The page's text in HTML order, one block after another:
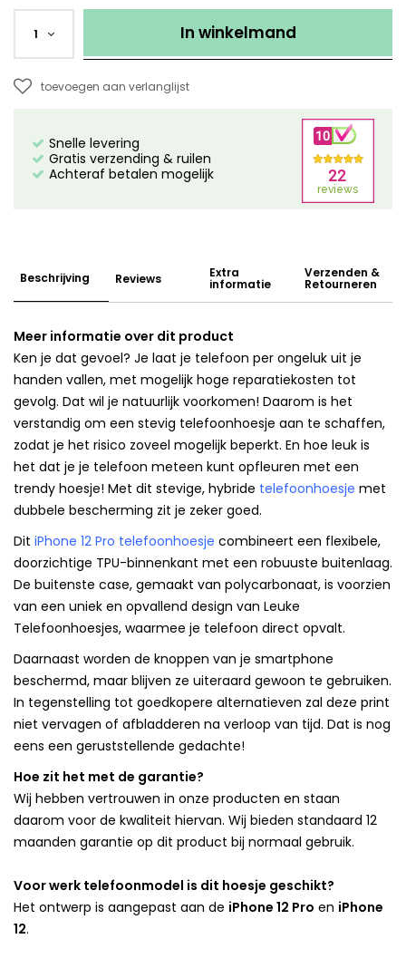
1 In winkelmand
toevoegen aan verlanglijst
Snelle levering
Gratis verzending & ruilen
Achteraf betalen mogelijk
Beschrijving Reviews Extra
informatie
Verzenden &
Retourneren
Meer informatie over dit product
Ken je dat gevoel? Je laat je telefoon per ongeluk uit je
handen vallen, met mogelijk hoge reparatiekosten tot
gevolg. Dat wil je natuurlijk voorkomen! Daarom is het
verstandig om een stevig telefoonhoesje aan te schaffen,
zodat je het risico zoveel mogelijk beperkt. En hoe leuk is
het dat je je telefoon meteen kunt opfleuren met een
trendy hoesje! Met dit stevige, hybride telefoonhoesje met
dubbele bescherming zit je zeker goed.
Dit iPhone 12 Pro telefoonhoesje combineert een flexibele,
doorzichtige TPU-binnenkant met een robuuste buitenlaag.
De buitenste case, gemaakt van polycarbonaat, is voorzien
van een uniek en opvallend design van Leuke
Telefoonhoesjes, waarmee je telefoon direct opvalt.
Daarnaast worden de knoppen van je smartphone
beschermd, maar blijven ze uiteraard gewoon te gebruiken.
In tegenstelling tot goedkopere alternatieven zal deze print
niet vervagen of afbladderen na verloop van tijd. Dat is nog
eens een geruststellende gedachte!
Hoe zit het met de garantie?
Wij hebben vertrouwen in onze producten en staan
daarom voor de kwaliteit hiervan. Wij bieden standaard 12
maanden garantie op dit product bij normaal gebruik.
Voor werk telefoonmodel is dit hoesje geschikt?
Het ontwerp is aangepast aan de iPhone 12 Pro en iPhone
12.